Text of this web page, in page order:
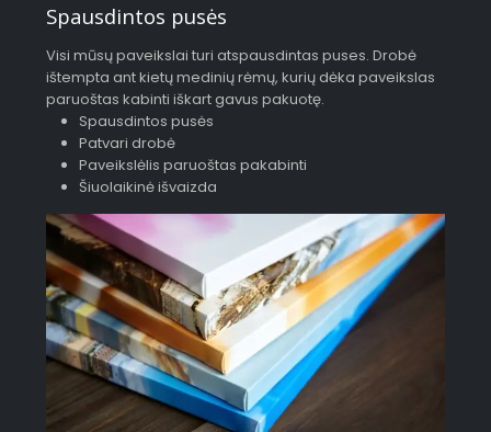
Spausdintos pusės
Visi mūsų paveikslai turi atspausdintas puses. Drobė
ištempta ant kietų medinių rėmų, kurių dėka paveikslas
paruoštas kabinti iškart gavus pakuotę.
Spausdintos pusės
Patvari drobė
Paveikslėlis paruoštas pakabinti
Šiuolaikinė išvaizda